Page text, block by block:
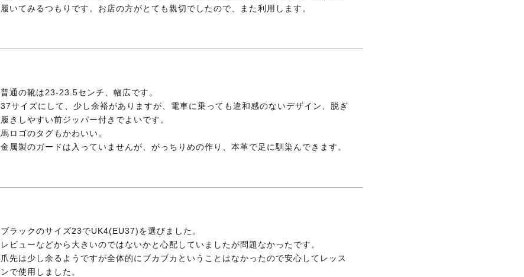
履いてみるつもりです。お店の方がとても親切でしたので、また利用します。
普通の靴は23-23.5センチ、幅広です。
37サイズにして、少し余裕がありますが、電車に乗っても違和感のないデザイン、脱ぎ
履きしやすい前ジッパー付きでよいです。
馬ロゴのタグもかわいい。
金属製のガードは入っていませんが、がっちりめの作り、本革で足に馴染んできます。
ブラックのサイズ23でUK4(EU37)を選びました。
レビューなどから大きいのではないかと心配していましたが問題なかったです。
爪先は少し余るようですが全体的にブカブカということはなかったので安心してレッス
ンで使用しました。